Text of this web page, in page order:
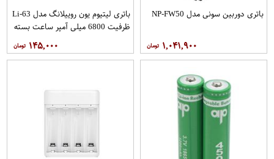
باتری دوربین سونی مدل NP-FW50
۱,۰۴۱,۹۰۰
باتری لیتیوم یون روییلانگ مدل Li-63
ظرفیت 6800 میلی آمپر ساعت بسته
۱۴۵,۰۰۰